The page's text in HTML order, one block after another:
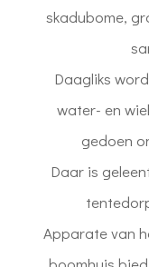
skadubome,
Daagliks
water- en
gedoen
Daar is
Apparate van